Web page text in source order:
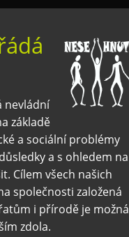
nevládní
základě
a sociální problémy
a s ohledem na
Cílem všech našich
společnosti založená
i přírodě je možná
zdola.